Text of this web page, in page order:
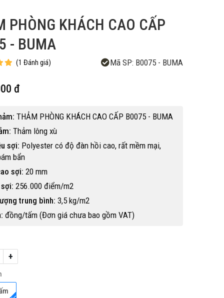
PHÒNG KHÁCH CAO CẤP
- BUMA
(1 Đánh giá) Mã SP: B0075 - BUMA
đ
THẢM PHÒNG KHÁCH CAO CẤP B0075 - BUMA
Thảm lông xù
sợi: Polyester có độ đàn hồi cao, rất mềm mại,
bẩn
sợi: 20 mm
256.000 điểm/m2
trung bình: 3,5 kg/m2
đồng/tấm (Đơn giá chưa bao gồm VAT)
+